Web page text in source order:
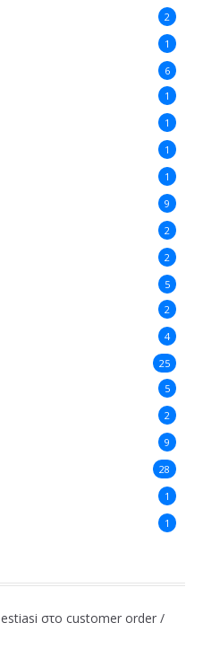
2
1
6
1
1
1
1
9
2
2
5
2
4
25
5
2
9
28
1
1
στο customer order /